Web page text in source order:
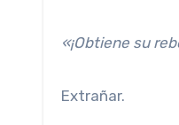
«¡Obtiene su
Extrañar.